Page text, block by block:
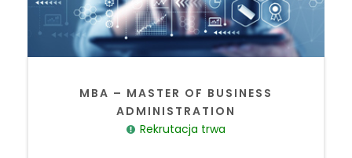
MBA – MASTER OF BUSINESS
ADMINISTRATION
Rekrutacja trwa